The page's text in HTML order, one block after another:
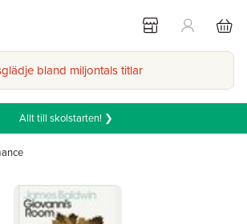
bland miljontals titlar
Allt till skolstarten! ❯